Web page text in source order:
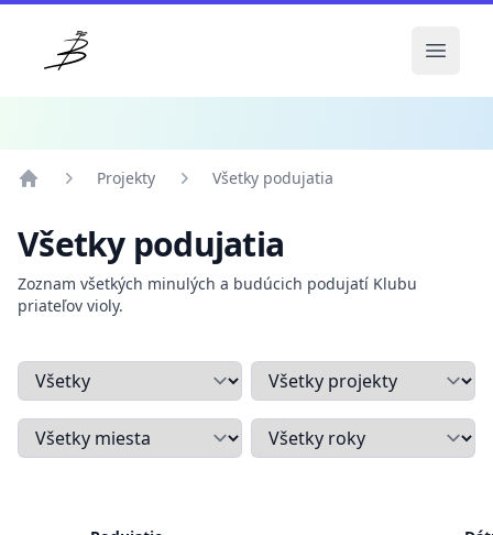
Klub priateľov violy
Open
Projekty Všetky podujatia
Všetky podujatia
Zoznam všetkých minulých a budúcich podujatí Klubu
priateľov violy.